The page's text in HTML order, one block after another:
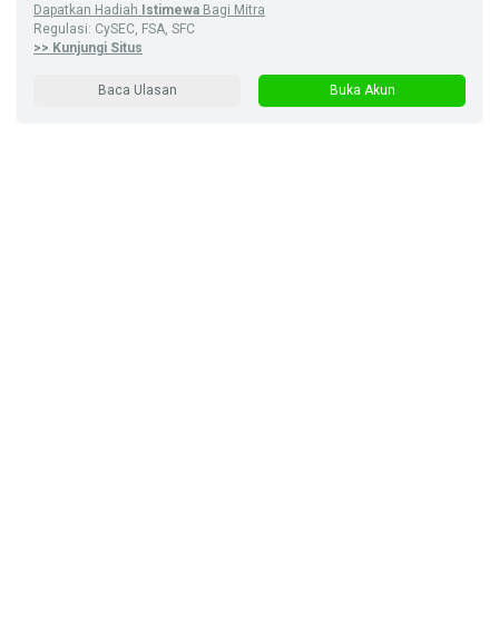
Dapatkan Hadiah Istimewa Bagi Mitra
Regulasi: CySEC, FSA, SFC
>> Kunjungi Situs
Baca Ulasan Buka Akun